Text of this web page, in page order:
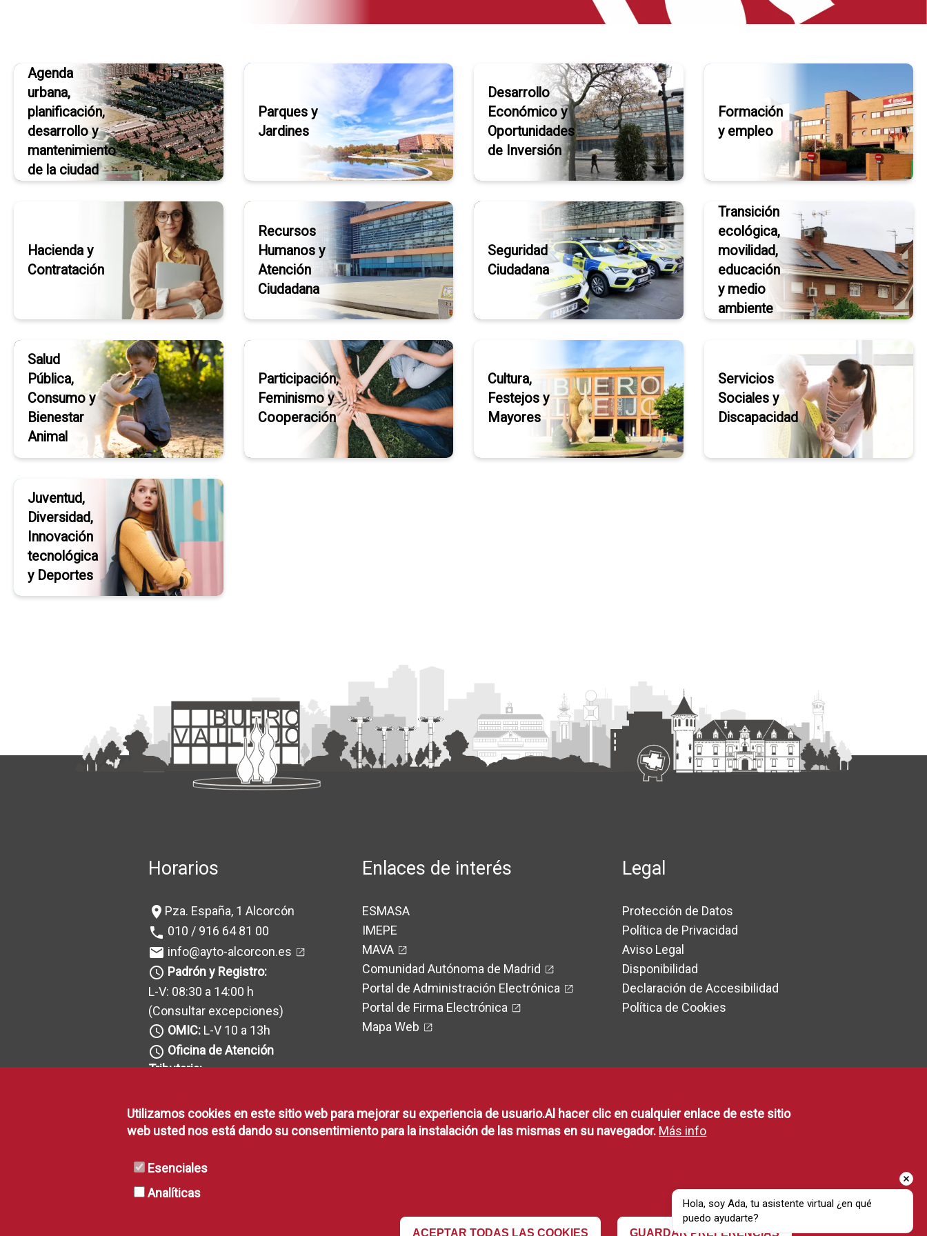
Agenda
urbana,
planificación,
desarrollo y
mantenimiento
de la ciudad
Parques y
Jardines
Desarrollo
Económico y
Oportunidades
de Inversión
Formación
y empleo
Hacienda y
Contratación
Recursos
Humanos y
Atención
Ciudadana
Seguridad
Ciudadana
Transición
ecológica,
movilidad,
educación
y medio
ambiente
Salud
Pública,
Consumo y
Bienestar
Animal
Participación,
Feminismo y
Cooperación
Cultura,
Festejos y
Mayores
Servicios
Sociales y
Discapacidad
Juventud,
Diversidad,
Innovación
tecnológica
y Deportes
Horarios
location_on Pza. España, 1 Alcorcón
phone 010 / 916 64 81 00
mail info@ayto-alcorcon.es
query_builder Padrón y Registro:
L-V: 08:30 a 14:00 h
(Consultar excepciones)
query_builder OMIC: L-V 10 a 13h
query_builder Oficina de Atención
Tributaria:
(Consultar excepciones )
query_builderRecaudación:
(Consultar excepciones
Enlaces de interés
ESMASA
IMEPE
MAVA
Comunidad Autónoma de Madrid
Portal de Administración Electrónica
Portal de Firma Electrónica
Mapa Web
Legal
Protección de Datos
Política de Privacidad
Aviso Legal
Disponibilidad
Declaración de Accesibilidad
Política de Cookies
RSS
Hola, soy Ada, tu asistente virtual ¿en qué
puedo ayudarte?
Utilizamos cookies en este sitio web para mejorar su experiencia de usuario.Al hacer clic en cualquier enlace de este sitio
web usted nos está dando su consentimiento para la instalación de las mismas en su navegador. Más info
Esenciales
Analíticas
GUARDAR PREFERENCIAS
ACEPTAR TODAS LAS COOKIES Revocar consentimiento